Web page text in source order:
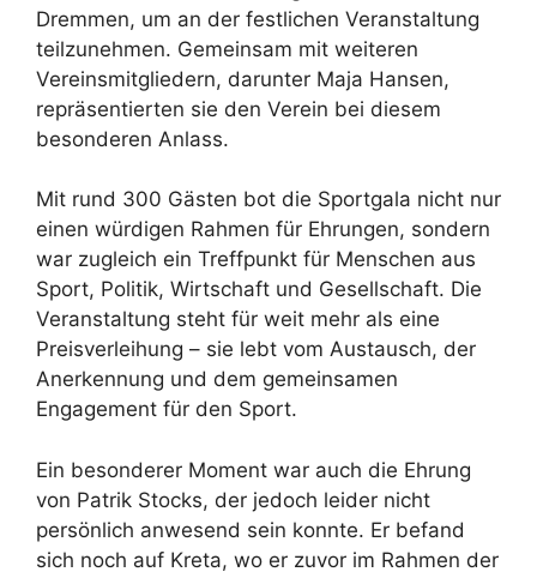
Dremmen, um an der festlichen Veranstaltung
teilzunehmen. Gemeinsam mit weiteren
Vereinsmitgliedern, darunter Maja Hansen,
repräsentierten sie den Verein bei diesem
besonderen Anlass.
Mit rund 300 Gästen bot die Sportgala nicht nur
einen würdigen Rahmen für Ehrungen, sondern
war zugleich ein Treffpunkt für Menschen aus
Sport, Politik, Wirtschaft und Gesellschaft. Die
Veranstaltung steht für weit mehr als eine
Preisverleihung – sie lebt vom Austausch, der
Anerkennung und dem gemeinsamen
Engagement für den Sport.
Ein besonderer Moment war auch die Ehrung
von Patrik Stocks, der jedoch leider nicht
persönlich anwesend sein konnte. Er befand
sich noch auf Kreta, wo er zuvor im Rahmen der